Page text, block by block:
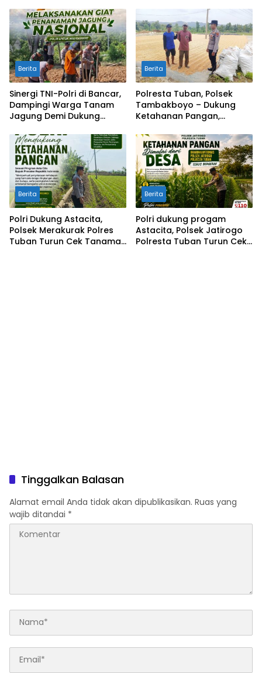
Kamtibmas
Berita
Sinergi TNI-Polri di Bancar,
Dampingi Warga Tanam
Jagung Demi Dukung
Berita
Polresta Tuban, Polsek
Tambakboyo – Dukung
Ketahanan Pangan,
Tambakboyo Patroli
Dialogis ke Lahan Jemur
Jagung Milik Warga
Berita
Polri Dukung Astacita,
Polsek Merakurak Polres
Tuban Turun Cek Tanaman
Berita
Polri dukung progam
Astacita, Polsek Jatirogo
Polresta Tuban Turun Cek
Tinggalkan Balasan
Alamat email Anda tidak akan dipublikasikan. Ruas yang
wajib ditandai *